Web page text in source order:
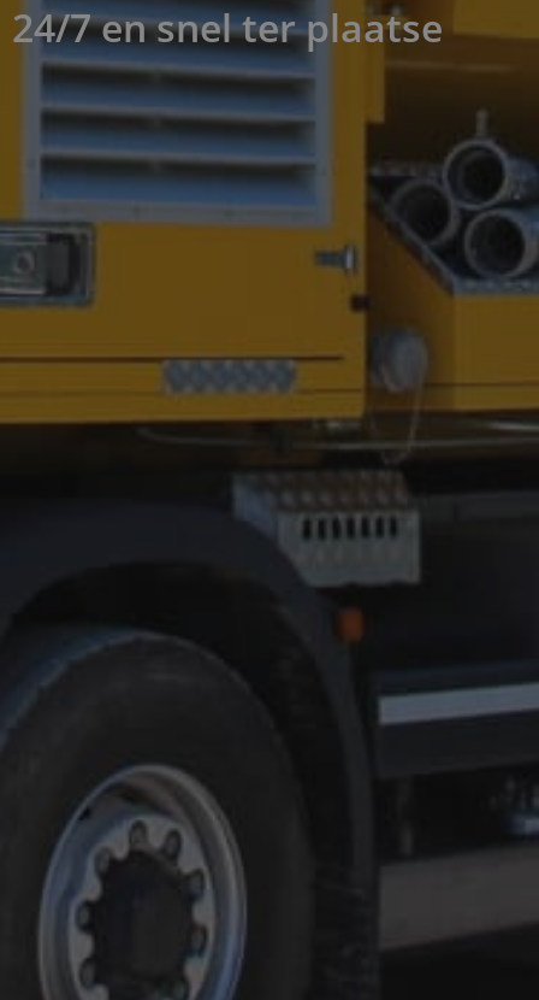
24/7 en snel ter plaatse